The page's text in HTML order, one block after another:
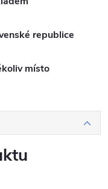
republice
místo